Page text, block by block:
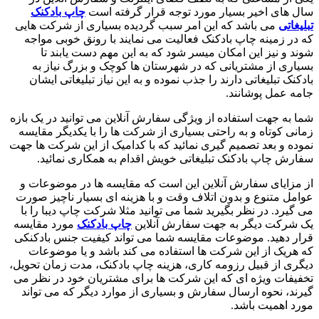
سال های اخیر بسیار مورد توجه قرار گرفته است چاپ بادکنک
تبلیغاتی می باشد که این امر سبب گردیده بسیاری از شرکت هایی
که در زمینه چاپ بادکنک فعالیت می نمایند با رونق خوبی مواجه
شوند و نیز این امکان میسر شود که به این مهم دست یابند تا
بسیاری از مشتریانی که در شهرستان ها کوچک و بزرگ نیاز به
بادکنک تبلیغاتی دارند را جذب نموده و به این نیاز تبلیغاتی ایشان
جامه عمل پوشانند.
شما به جهت استفاده از ویژگی سفارش آنلاین می توانید در یک بازه
زمانی کوتاه و به راحتی بسیاری از شرکت ها را با یکدیگر مقایسه
نموده و بعد تصمیم گیری نمائید که با کدامیک از این شرکت ها جهت
سفارش چاپ بادکنک تبلیغاتی خویش اقدام به همکاری نمائید.
از مزایای سفارش آنلاین این است که مقایسه ها در موضوعات و
عوامل متنوع و بدون اتلاف وقت و با هزینه ای بسیار ناچیز صورت
می گیرد. در نظر بگیرید شما می توانید مثلا شرکت چاپ دیبا را با
یک شرکت دیگر به جهت سفارش آنلاین چاپ بادکنک مورد مقایسه
قرار دهید. موضوعات مقایسه شما می تواند کیفیت جنس بادکنکی
که هریک از این شرکت ها استفاده می کند باشد و یا موضوعات
دیگری از قبیل رزومه کاری، هزینه چاپ بادکنک، مدت زمان تحویل،
تخفیفات ویژه ای که این شرکت ها برای مشتریان خود در نظر می
گیرند، نحوه ارسال سفارش و بسیاری از موارد دیگر که می تواند
مورد اهمیت باشد.